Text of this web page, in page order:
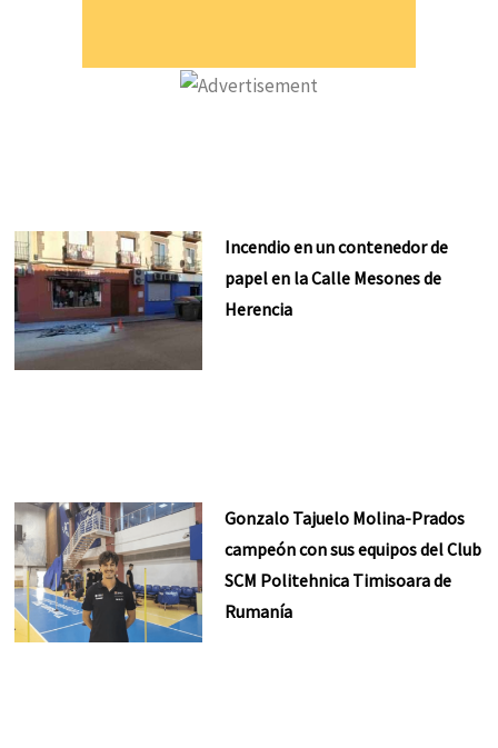
Incendio en un contenedor de
papel en la Calle Mesones de
Herencia
Gonzalo Tajuelo Molina-Prados
campeón con sus equipos del Club
SCM Politehnica Timisoara de
Rumanía